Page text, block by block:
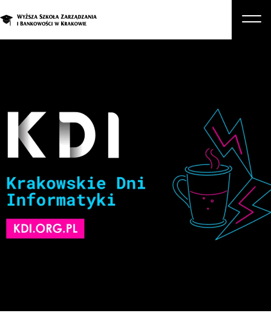
Studia podyplomowe i kursy
Kandydat
Student
Biznes
Zapisz się na studia